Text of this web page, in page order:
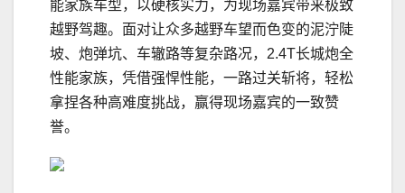
能家族车型，以硬核实力，为现场嘉宾带来极致
越野驾趣。面对让众多越野车望而色变的泥泞陡
坡、炮弹坑、车辙路等复杂路况，2.4T长城炮全
性能家族，凭借强悍性能，一路过关斩将，轻松
拿捏各种高难度挑战，赢得现场嘉宾的一致赞
誉。